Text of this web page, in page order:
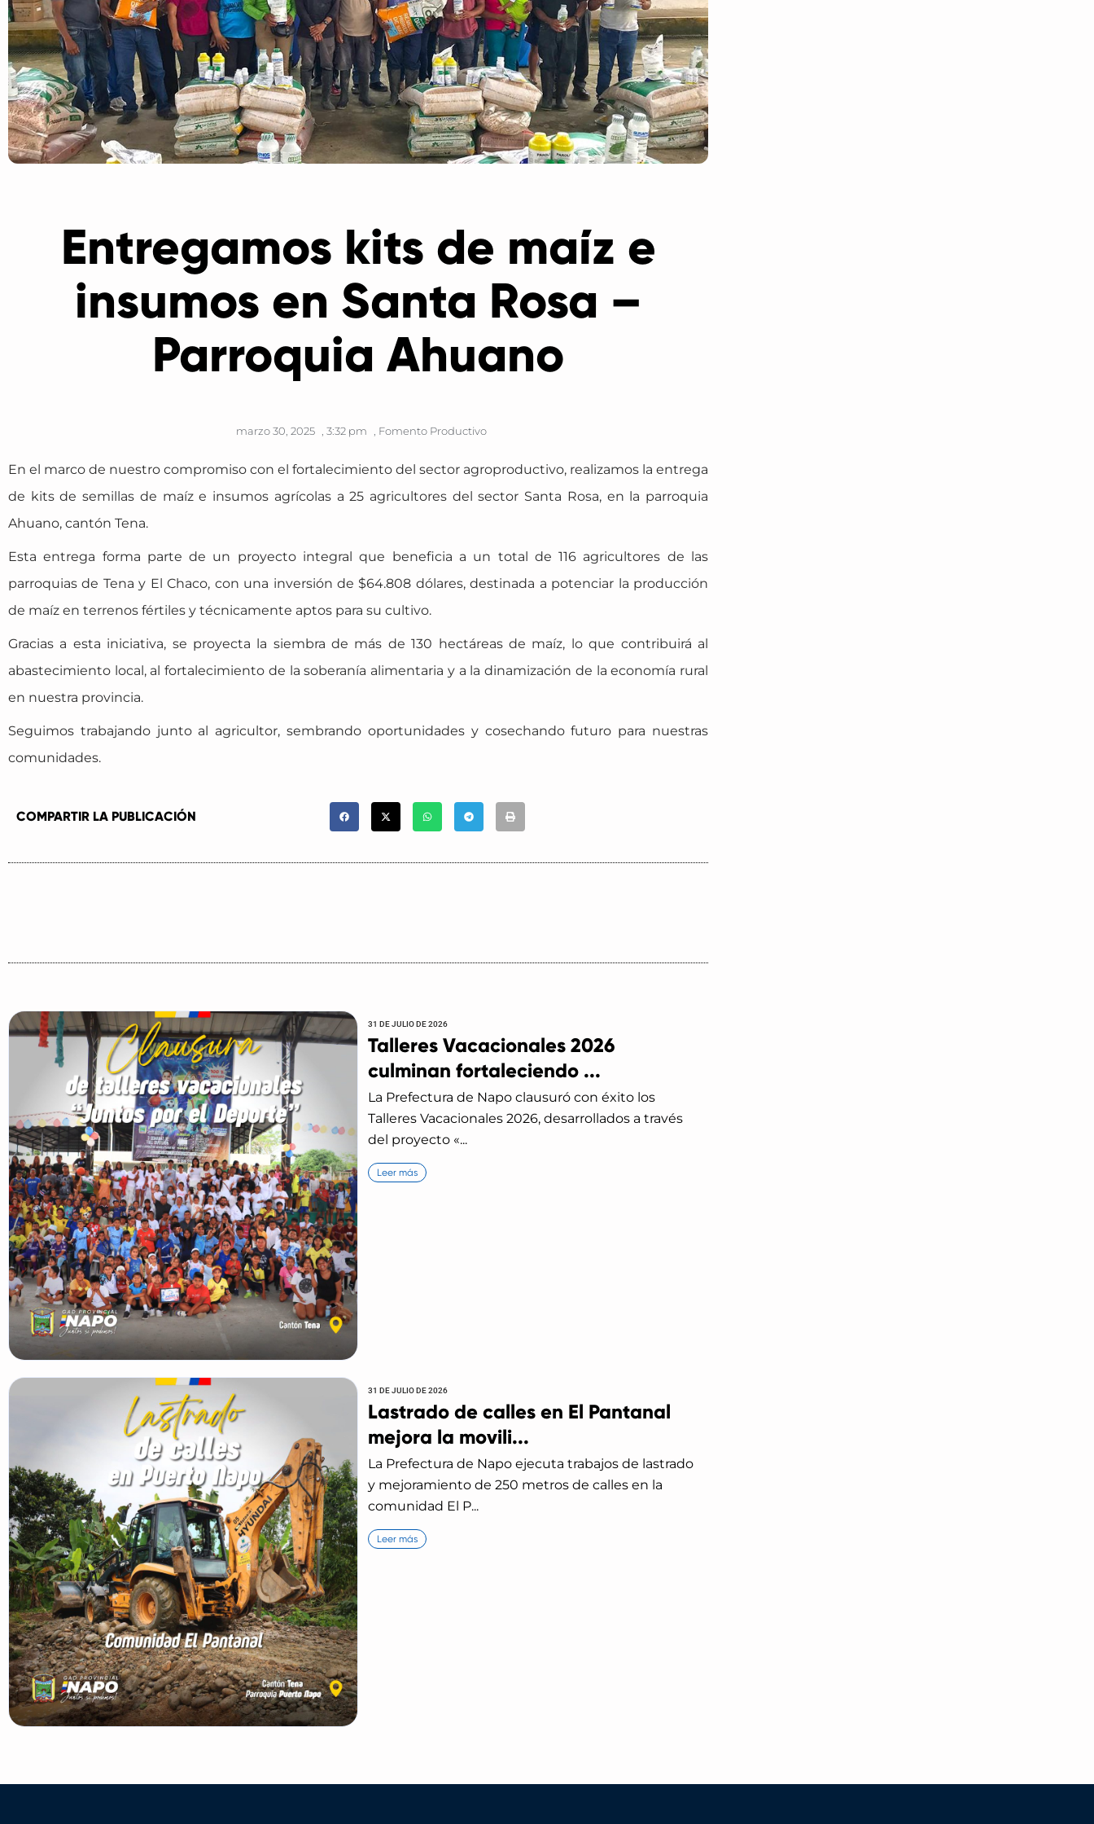
Entregamos kits de maíz e
insumos en Santa Rosa –
Parroquia Ahuano
marzo 30, 2025 3:32 pm Fomento Productivo
En el marco de nuestro compromiso con el fortalecimiento del sector agroproductivo, realizamos la entrega
de kits de semillas de maíz e insumos agrícolas a 25 agricultores del sector Santa Rosa, en la parroquia
Ahuano, cantón Tena.
Esta entrega forma parte de un proyecto integral que beneficia a un total de 116 agricultores de las
parroquias de Tena y El Chaco, con una inversión de $64.808 dólares, destinada a potenciar la producción
de maíz en terrenos fértiles y técnicamente aptos para su cultivo.
Gracias a esta iniciativa, se proyecta la siembra de más de 130 hectáreas de maíz, lo que contribuirá al
abastecimiento local, al fortalecimiento de la soberanía alimentaria y a la dinamización de la economía rural
en nuestra provincia.
Seguimos trabajando junto al agricultor, sembrando oportunidades y cosechando futuro para nuestras
comunidades.
COMPARTIR LA PUBLICACIÓN
31 DE JULIO DE 2026
Talleres Vacacionales 2026
culminan fortaleciendo ...
La Prefectura de Napo clausuró con éxito los
Talleres Vacacionales 2026, desarrollados a través
del proyecto «...
Leer más
31 DE JULIO DE 2026
Lastrado de calles en El Pantanal
mejora la movili...
La Prefectura de Napo ejecuta trabajos de lastrado
y mejoramiento de 250 metros de calles en la
comunidad El P...
Leer más